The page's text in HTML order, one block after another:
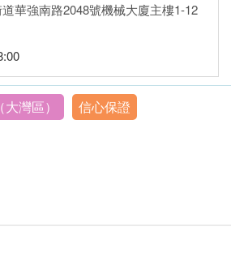
華強南路2048號機械大廈主樓1-12
灣區）
信心保證